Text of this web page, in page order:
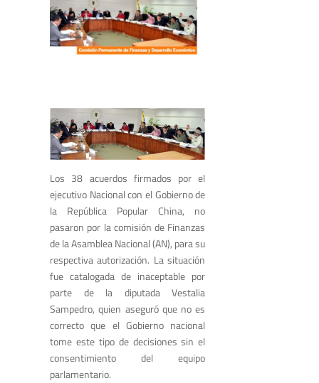
Los 38 acuerdos firmados por el
ejecutivo Nacional con el Gobierno de
la República Popular China, no
pasaron por la comisión de Finanzas
de la Asamblea Nacional (AN), para su
respectiva autorización. La situación
fue catalogada de inaceptable por
parte de la diputada Vestalia
Sampedro, quien aseguró que no es
correcto que el Gobierno nacional
tome este tipo de decisiones sin el
consentimiento del equipo
parlamentario.